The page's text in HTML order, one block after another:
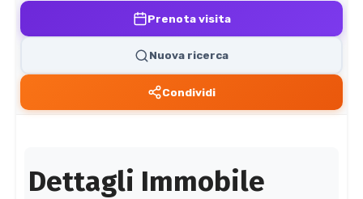
Prenota visita
Nuova ricerca
Condividi
Dettagli Immobile